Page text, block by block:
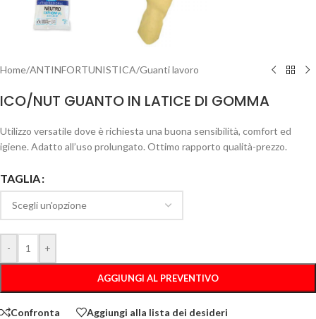
Home/ANTINFORTUNISTICA/Guanti lavoro
ICO/NUT GUANTO IN LATICE DI GOMMA
Utilizzo versatile dove è richiesta una buona sensibilità, comfort ed
igiene. Adatto all’uso prolungato. Ottimo rapporto qualità-prezzo.
TAGLIA
- +
AGGIUNGI AL PREVENTIVO
Confronta Aggiungi alla lista dei desideri